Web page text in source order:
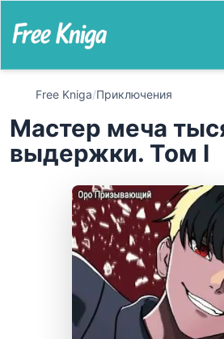
Free Kniga/Приключения
Мастер меча
выдержки. Том I